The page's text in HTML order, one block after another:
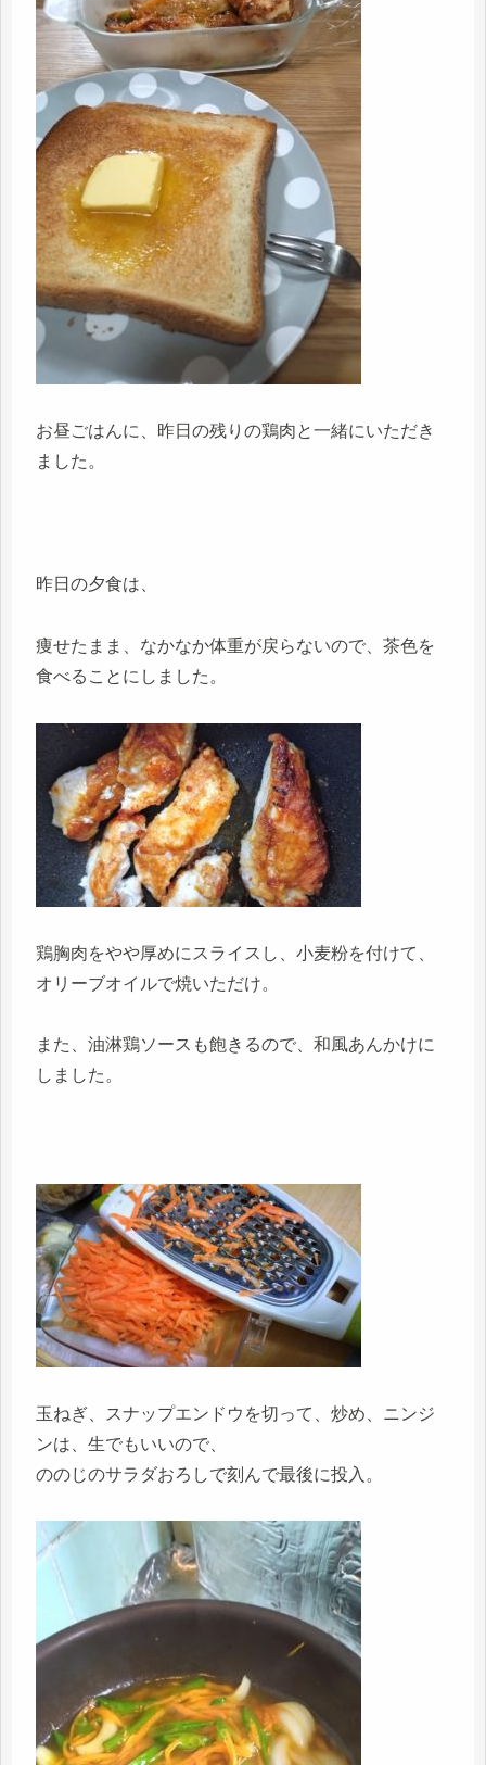
お昼ごはんに、昨日の残りの鶏肉と一緒にいただき
ました。
昨日の夕食は、
痩せたまま、なかなか体重が戻らないので、茶色を
食べることにしました。
鶏胸肉をやや厚めにスライスし、小麦粉を付けて、
オリーブオイルで焼いただけ。
また、油淋鶏ソースも飽きるので、和風あんかけに
しました。
玉ねぎ、スナップエンドウを切って、炒め、ニンジ
ンは、生でもいいので、
ののじのサラダおろしで刻んで最後に投入。